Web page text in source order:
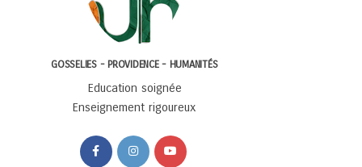
GOSSELIES - PROVIDENCE - HUMANITÉS
Education soignée
Enseignement rigoureux